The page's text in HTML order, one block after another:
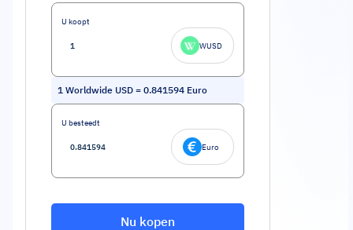
U koopt
WUSD
1 Worldwide USD = 0.841594 Euro
U besteedt
Euro
Nu kopen